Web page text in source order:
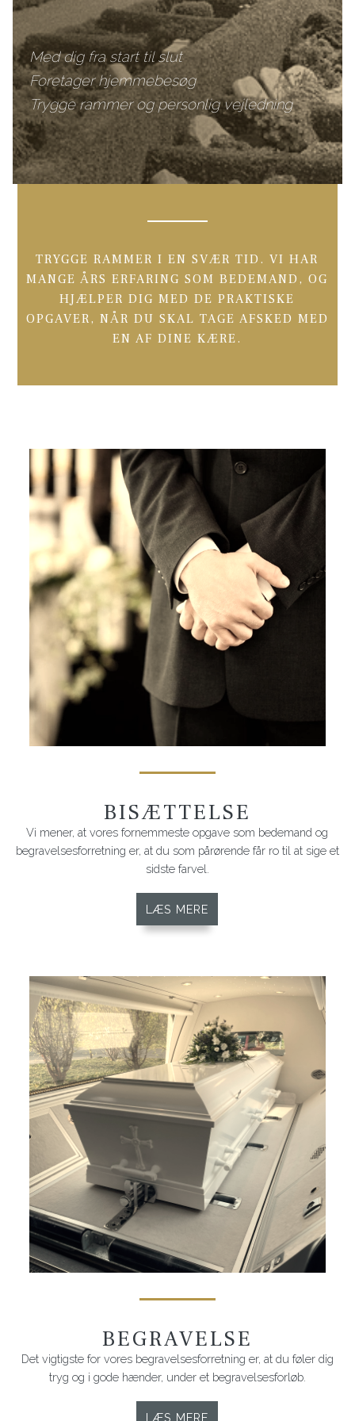
Med dig fra start til slut
Foretager hjemmebesøg
Trygge rammer og personlig vejledning​
TRYGGE RAMMER I EN SVÆR TID. VI HAR
MANGE ÅRS ERFARING SOM BEDEMAND, OG
HJÆLPER DIG MED DE PRAKTISKE
OPGAVER, NÅR DU SKAL TAGE AFSKED MED
EN AF DINE KÆRE.
BISÆTTELSE
Vi mener, at vores fornemmeste opgave som bedemand og
begravelsesforretning er, at du som pårørende får ro til at sige et
sidste farvel.
LÆS MERE
BEGRAVELSE
Det vigtigste for vores begravelsesforretning er, at du føler dig
tryg og i gode hænder, under et begravelsesforløb.
LÆS MERE